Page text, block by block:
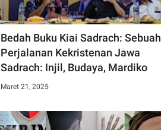
Bedah Buku Kiai Sadrach: Sebuah
Perjalanan Kekristenan Jawa
Sadrach: Injil, Budaya, Mardiko
Maret 21, 2025